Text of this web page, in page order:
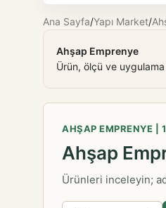
Ana Sayfa/Yapı Market/
Ahşap Emprenye
Ürün, ölçü ve uygulama
AHŞAP EMPRENYE |
Ahşap
Ürünleri inceleyin;